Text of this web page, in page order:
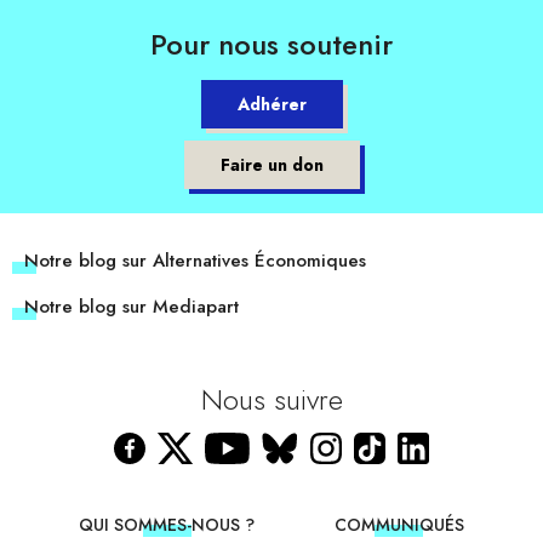
Pour nous soutenir
Adhérer
Faire un don
Notre blog sur Alternatives Économiques
Notre blog sur Mediapart
Nous suivre
QUI SOMMES-NOUS ? COMMUNIQUÉS